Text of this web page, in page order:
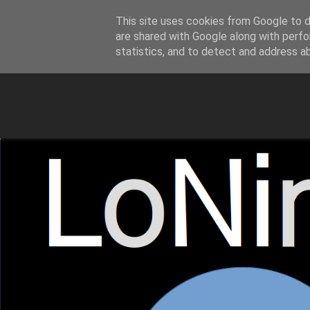
LoNinja.gr
This site uses cookies from Google to
are shared with Google along with
statistics, and to detect and address